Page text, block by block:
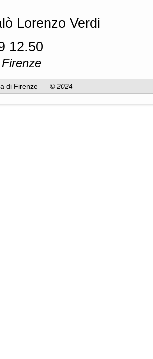
Lorenzo Verdi
12.50
di Firenze © 2024